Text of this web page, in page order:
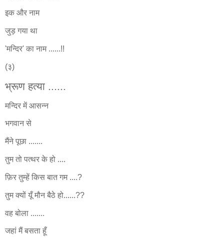
इक और नाम
जुड़ गया था
'मन्दिर' का नाम ......!!
(३)
भ्रूण हत्या ......
मन्दिर में आसन्न
भगवान से
मैंने पूछा .......
तुम तो पत्थर के हो ....
फ़िर तुम्हें किस बात गम ....?
तुम क्यों यूँ मौन बैठे हो......??
वह बोला .......
जहां मैं बसता हूँ